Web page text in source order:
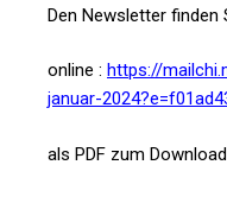
Den Newsletter finden
online : https://
januar-
als PDF zum Download